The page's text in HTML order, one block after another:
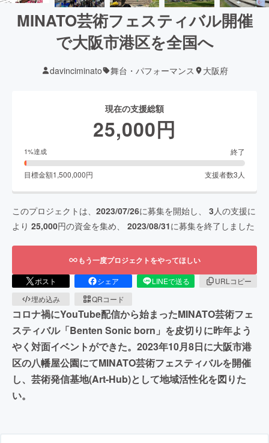
MINATO芸術フェスティバル開催
で大阪市港区を全国へ
davinciminato 舞台・パフォーマンス 大阪府
現在の支援総額
25,000円
1%達成 終了
目標金額1,500,000円 支援者数3 人
このプロジェクトは、 2023/07/26に募集を開始し、 3 人の支援に
より 25,000円の資金を集め、 2023/08/31に募集を終了しました
もう一度プロジェクトをやってほしい
ポスト シェア LINEで送る
URLコピー
埋め込み
QRコード
コロナ禍にYouTube配信から始まったMINATO芸術フェ
スティバル「Benten Sonic born」を皮切りに昨年よう
やく対面イベントができた。2023年10月8日に大阪市港
区の八幡屋公園にてMINATO芸術フェスティバルを開催
し、芸術発信基地(Art-Hub)として地域活性化を図りた
い。